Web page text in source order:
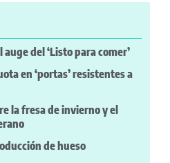
del ‘Listo para comer’
en ‘portas’ resistentes a
la fresa de invierno y el
de hueso